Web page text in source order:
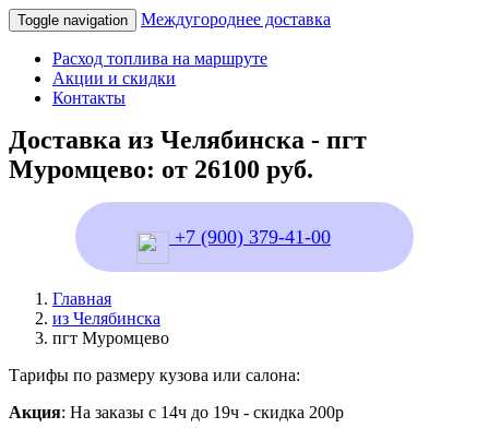
Toggle navigation Междугороднее доставка
Расход топлива на маршруте
Акции и скидки
Контакты
Доставка из Челябинска - пгт
Муромцево: от 26100 руб.
+7 (900) 379-41-00
Главная
из Челябинска
пгт Муромцево
Тарифы по размеру кузова или салона:
Акция: На заказы с 14ч до 19ч - скидка 200р